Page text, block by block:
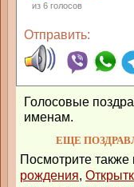
из 6 голосов
Отправить:
Голосовые
именам.
ЕЩЕ
Посмотрите также
рождения,